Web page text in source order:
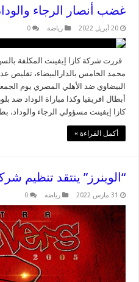
غضب أنصار الرجاء
20 أبريل 2022 رياضة 0
قررت شركة كازا إيفينت المكلفة
محمد الخامس بالدارالبيضاء، تقليص
البيضاوي ضد الأهلي المصري يوم
أبطال افريقيا وكذا مباراة الوداد ضد
كازا إيفينت مسؤولي الرجاء والوداد،
أكمل القراءة »
“الوينرز” ينتقد تنظيم
31 مارس 2022 رياضة 0